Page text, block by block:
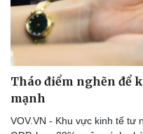
Tháo điểm nghẽn để
mạnh
VOV.VN - Khu vực kinh tế tư